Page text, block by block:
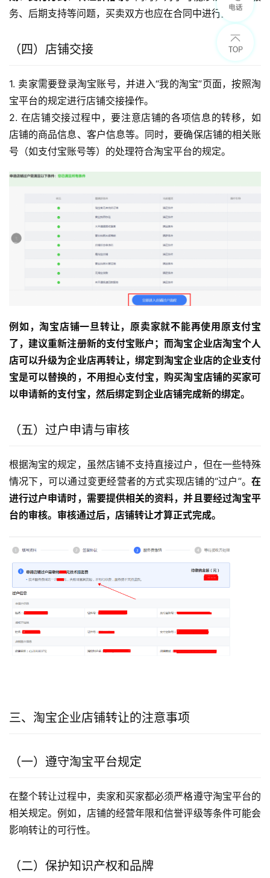
务、后期支持等问题，买卖双方也应在合同中进行约定。
（四）店铺交接
1. 卖家需要登录淘宝账号，并进入“我的淘宝”页面，按照淘
宝平台的规定进行店铺交接操作。
2. 在店铺交接过程中，要注意店铺的各项信息的转移，如
店铺的商品信息、客户信息等。同时，要确保店铺的相关账
号（如支付宝账号等）的处理符合淘宝平台的规定。
例如，淘宝店铺一旦转让，原卖家就不能再使用原支付宝
了，建议重新注册新的支付宝账户；而淘宝企业店淘宝个人
店可以升级为企业店再转让，绑定到淘宝企业店的企业支付
宝是可以替换的，不用担心支付宝，购买淘宝店铺的买家可
以申请新的支付宝，然后绑定到企业店铺完成新的绑定。
（五）过户申请与审核
根据淘宝的规定，虽然店铺不支持直接过户，但在一些特殊
情况下，可以通过变更经营者的方式实现店铺的“过户”。 在
进行过户申请时，需要提供相关的资料，并且要经过淘宝平
台的审核。审核通过后，店铺转让才算正式完成。
三、淘宝企业店铺转让的注意事项
（一）遵守淘宝平台规定
在整个转让过程中，卖家和买家都必须严格遵守淘宝平台的
相关规定。例如，店铺的经营年限和信誉评级等条件可能会
影响转让的可行性。
（二）保护知识产权和品牌